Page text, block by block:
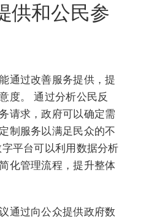
供和公民参
通过改善服务提供，提
度。 通过分析公民反
请求，政府可以确定需
制服务以满足民众的不
平台可以利用数据分析
化管理流程，提升整体
通过向公众提供政府数